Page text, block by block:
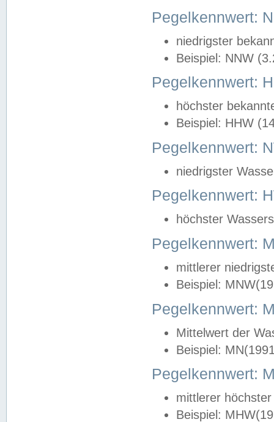
Pegelkennwert:
niedrigster
Beispiel: NNW
Pegelkennwert:
höchster
Beispiel: HHW
Pegelkennwert:
niedrigster
Pegelkennwert:
höchster
Pegelkennwert:
mittlerer
Beispiel:
Pegelkennwert:
Mittelwert der
Beispiel:
Pegelkennwert:
mittlerer
Beispiel: